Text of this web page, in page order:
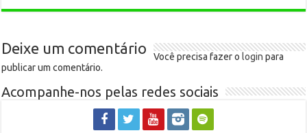
Deixe um comentário Você precisa fazer o login para
publicar um comentário.
Acompanhe-nos pelas redes sociais